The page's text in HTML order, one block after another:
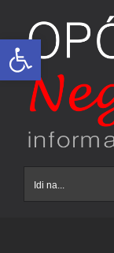
Open toolbar
content
Idi na...